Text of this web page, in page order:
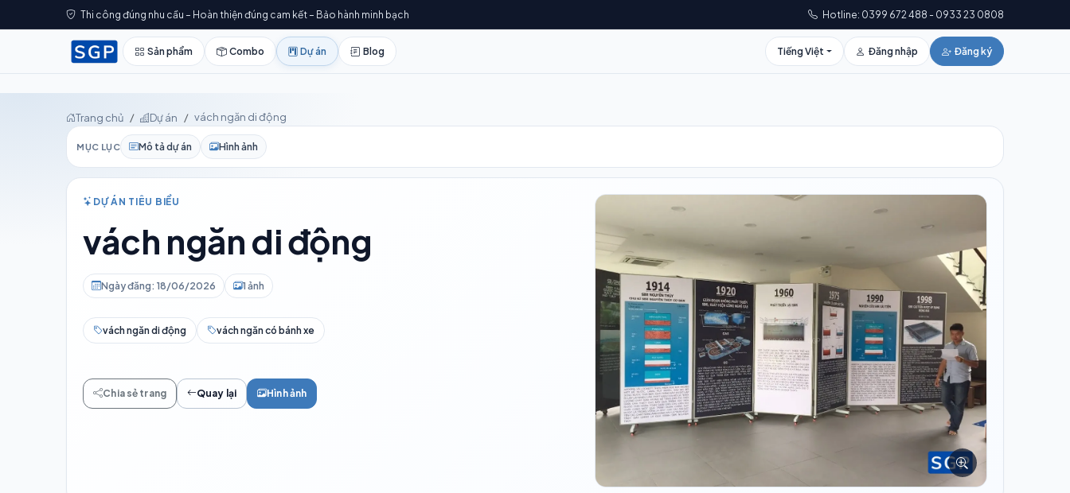
Thi công đúng nhu cầu – Hoàn thiện đúng cam kết – Bảo hành minh bạch Hotline: 0399 672 488 - 0933 23 0808
Sản phẩm Combo Dự án Blog Tiếng Việt Đăng nhập Đăng ký
Trang chủ Dự án vách ngăn di động
MỤC LỤC Mô tả dự án Hình ảnh
DỰ ÁN TIÊU BIỂU
vách ngăn di động
Ngày đăng: 18/06/2026 1 ảnh
vách ngăn di động vách ngăn có bánh xe
Chia sẻ trang Quay lại Hình ảnh